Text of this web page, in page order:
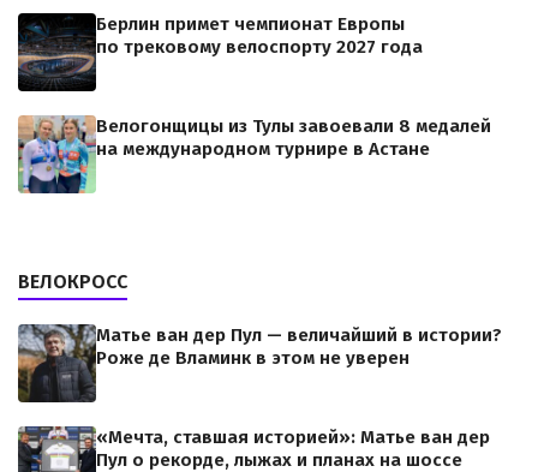
Берлин примет чемпионат Европы
по трековому велоспорту 2027 года
Велогонщицы из Тулы завоевали 8 медалей
на международном турнире в Астане
ВЕЛОКРОСС
Матье ван дер Пул — величайший в истории?
Роже де Вламинк в этом не уверен
«Мечта, ставшая историей»: Матье ван дер
Пул о рекорде, лыжах и планах на шоссе